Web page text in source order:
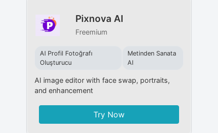
Pixnova AI
Freemium
AI Profil Fotoğrafı
Oluşturucu
Metinden Sanata
AI
AI image editor with face swap, portraits,
and enhancement
Try Now